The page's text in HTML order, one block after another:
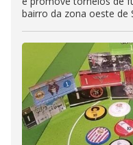
bairro da zona oeste de